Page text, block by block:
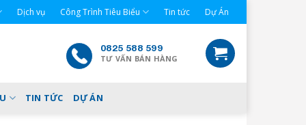
Dịch vụ Công Trình Tiêu Biểu Tin tức Dự Án
0825 588 599
TƯ VẤN BÁN HÀNG
TIN TỨC DỰ ÁN